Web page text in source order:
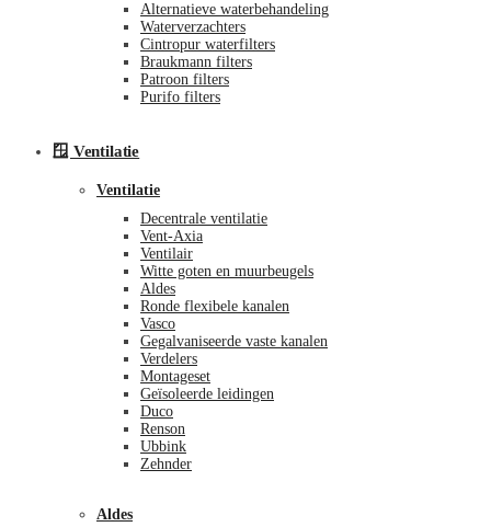
Alternatieve waterbehandeling
Waterverzachters
Cintropur waterfilters
Braukmann filters
Patroon filters
Purifo filters
🪟 Ventilatie
Ventilatie
Decentrale ventilatie
Vent-Axia
Ventilair
Witte goten en muurbeugels
Aldes
Ronde flexibele kanalen
Vasco
Gegalvaniseerde vaste kanalen
Verdelers
Montageset
Geïsoleerde leidingen
Duco
Renson
Ubbink
Zehnder
Aldes